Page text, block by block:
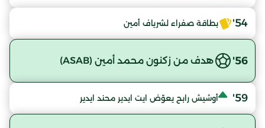
54' بطاقة صفراء لشرياف أمين
56' هدف من زكنون محمد أمين (ASAB)
59' أوشيش رابح يعوّض ايت ايدير محند ايدير